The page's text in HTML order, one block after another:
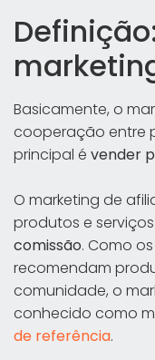
Basicamente, o
cooperação entre
principal é vender
O marketing de
produtos e
comissão. Como
recomendam
comunidade, o
conhecido como
de referência.